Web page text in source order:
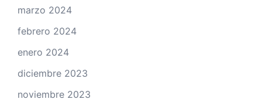
marzo 2024
febrero 2024
enero 2024
diciembre 2023
noviembre 2023